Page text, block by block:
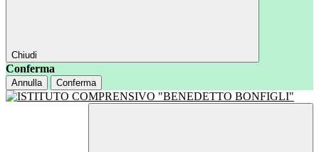
Chiudi
Conferma
Annulla Conferma